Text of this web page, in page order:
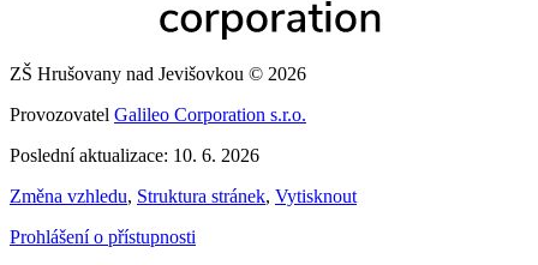
ZŠ Hrušovany nad Jevišovkou © 2026
Provozovatel Galileo Corporation s.r.o.
Poslední aktualizace: 10. 6. 2026
Změna vzhledu, Struktura stránek, Vytisknout
Prohlášení o přístupnosti